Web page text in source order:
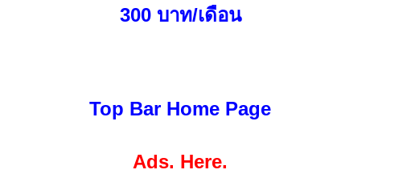
300 บาท/เดือน
Top Bar Home Page
Ads. Here.